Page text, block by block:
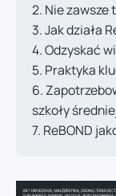
Nie zawsze
Jak działa
Odzyskać
Praktyka
szkoły
ReBOND